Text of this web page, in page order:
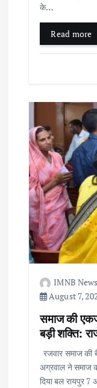
के…
Read more
IMNB
August 7,
समाज की
बड़ी शक्ति:
रजवार समाज की
अग्रवाल ने समाज
दिया बल रायपुर